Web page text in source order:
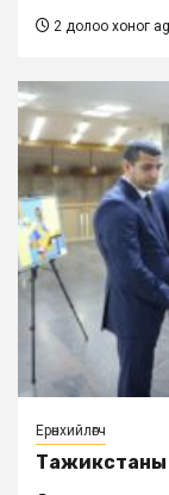
2 долоо хоног
Ерөнхийлөгч
Тажикстаны